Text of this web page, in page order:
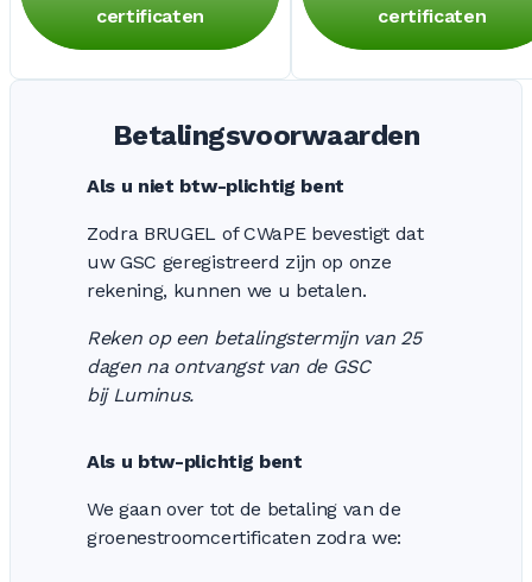
certificaten
certificaten
Betalingsvoorwaarden
Als u niet btw-plichtig bent
Zodra BRUGEL of CWaPE bevestigt dat
uw GSC geregistreerd zijn op onze
rekening, kunnen we u betalen.
Reken op een betalingstermijn van 25
dagen na ontvangst van de GSC
bij Luminus.
Als u btw-plichtig bent
We gaan over tot de betaling van de
groenestroomcertificaten zodra we: